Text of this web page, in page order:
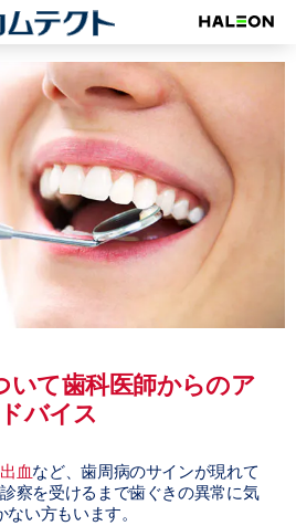
いて歯科医師からのア
ドバイス
出血など、歯周病のサインが現れて
察を受けるまで歯ぐきの異常に気
ない方もいます。